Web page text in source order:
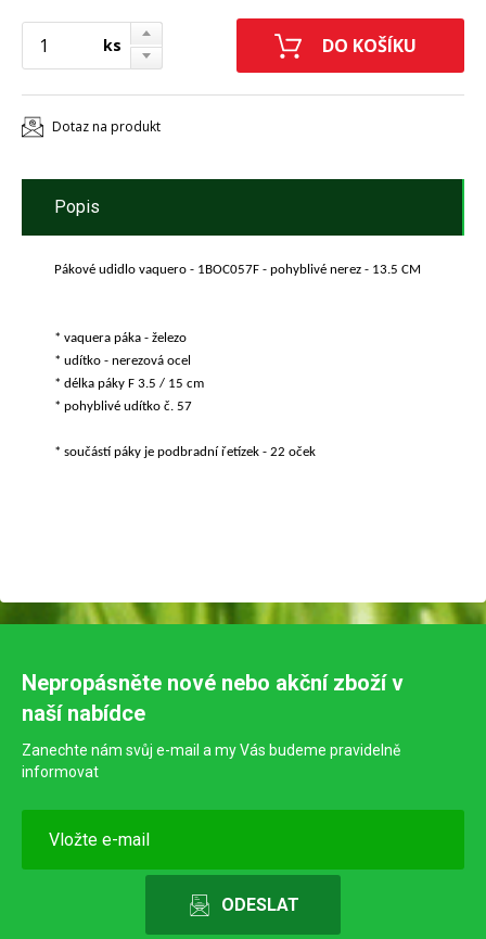
ks
Dotaz na produkt
Popis
Pákové udidlo vaquero - 1BOC057F - pohyblivé nerez - 13.5 CM
* vaquera páka - železo
* udítko - nerezová ocel
* délka páky F 3.5 / 15 cm
* pohyblivé udítko č. 57
* součástí páky je podbradní řetízek - 22 oček
Nepropásněte nové nebo akční zboží v
naší nabídce
Zanechte nám svůj e-mail a my Vás budeme pravidelně
informovat